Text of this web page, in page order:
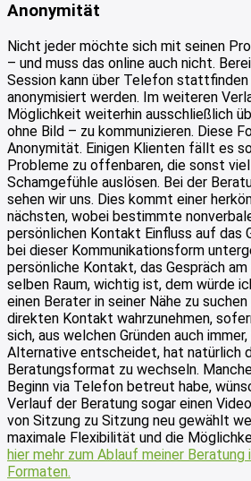
Anonymität
Nicht jeder möchte sich mit seinen
– und muss das online auch nicht.
Session kann über Telefon stattfinden
anonymisiert werden. Im weiteren
Möglichkeit weiterhin ausschließlich
ohne Bild – zu kommunizieren. Diese
Anonymität. Einigen Klienten fällt es
Probleme zu offenbaren, die sonst
Schamgefühle auslösen. Bei der
sehen wir uns. Dies kommt einer
nächsten, wobei bestimmte
persönlichen Kontakt Einfluss auf das
bei dieser Kommunikationsform
persönliche Kontakt, das Gespräch
selben Raum, wichtig ist, dem würde
einen Berater in seiner Nähe zu
direkten Kontakt wahrzunehmen,
sich, aus welchen Gründen auch
Alternative entscheidet, hat natürlich
Beratungsformat zu wechseln.
Beginn via Telefon betreut habe,
Verlauf der Beratung sogar einen
von Sitzung zu Sitzung neu gewählt
maximale Flexibilität und die
hier mehr zum Ablauf meiner Beratung
Formaten.